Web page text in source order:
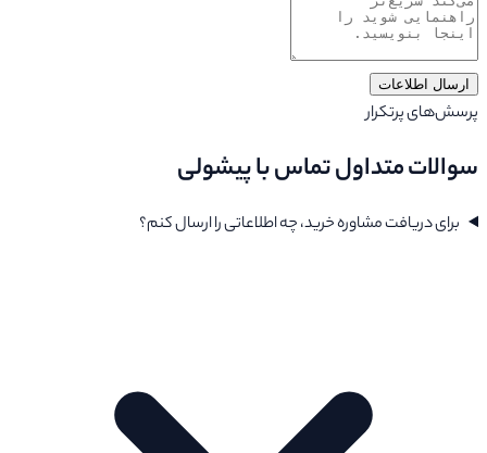
ارسال اطلاعات
پرسش‌های پرتکرار
سوالات متداول تماس با پیشولی
برای دریافت مشاوره خرید، چه اطلاعاتی را ارسال کنم؟